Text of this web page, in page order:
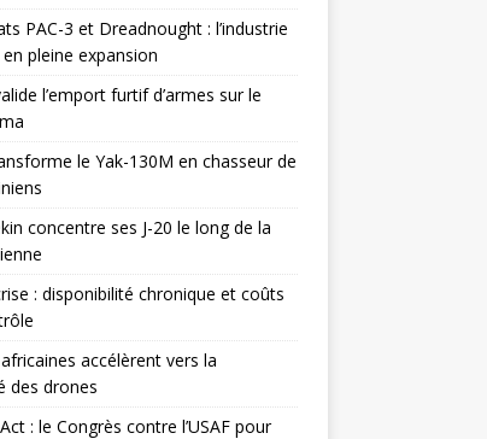
PAC-3 et Dreadnought : l’industrie
pleine expansion
l’emport furtif d’armes sur le
le Yak-130M en chasseur de
concentre ses J-20 le long de la
: disponibilité chronique et coûts
accélèrent vers la
des drones
: le Congrès contre l’USAF pour